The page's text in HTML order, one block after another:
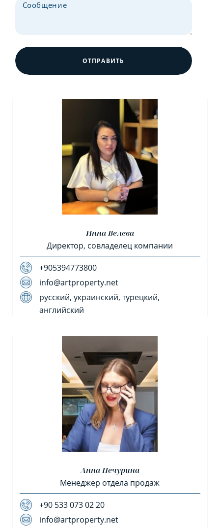
ОТПРАВИТЬ
Инна Велева
Директор, совладелец компании
+905394773800
info@artproperty.net
русский, украинский, турецкий,
английский
Анна Печурина
Менеджер отдела продаж
+90 533 073 02 20
info@artproperty.net